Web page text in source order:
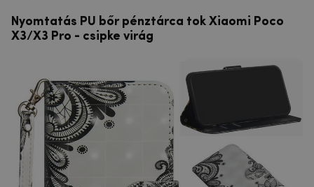
Nyomtatás PU bőr pénztárca tok Xiaomi Poco
X3/X3 Pro - csipke virág